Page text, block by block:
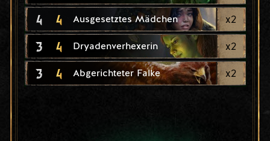
4 4 Ausgesetztes Mädchen x2
3 4 Dryadenverhexerin x2
3 4 Abgerichteter Falke x2